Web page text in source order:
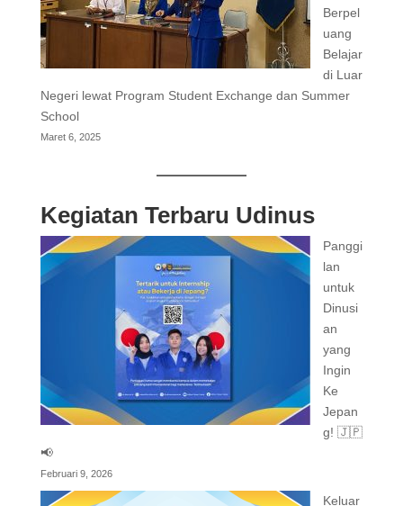
Berpel
uang
Belajar
di Luar
Negeri lewat Program Student Exchange dan Summer
School
Maret 6, 2025
Kegiatan Terbaru Udinus
Panggi
lan
untuk
Dinusi
an
yang
Ingin
Ke
Jepan
g! 🇯🇵
📢
Februari 9, 2026
Keluar